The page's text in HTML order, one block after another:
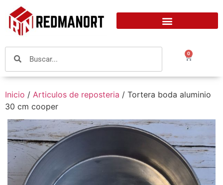
0
Inicio / Articulos de reposteria / Tortera boda aluminio
30 cm cooper